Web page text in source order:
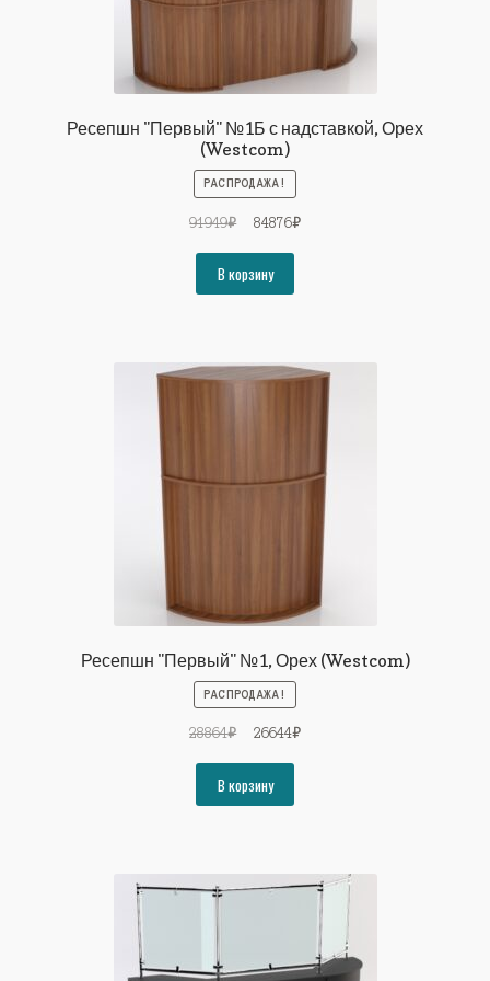
Ресепшн "Первый" №1Б с надставкой, Орех
(Westcom)
РАСПРОДАЖА!
91949₽
Первоначальная
составляла
91949₽.
84876₽Текущая
В корзину
Ресепшн "Первый" №1, Орех (Westcom)
РАСПРОДАЖА!
28864₽
Первоначальная
составляла
28864₽.
26644₽Текущая
В корзину